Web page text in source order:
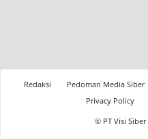
Redaksi Pedoman Media Siber
Privacy Policy
© PT Visi